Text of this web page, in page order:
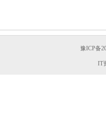
豫ICP备
IT